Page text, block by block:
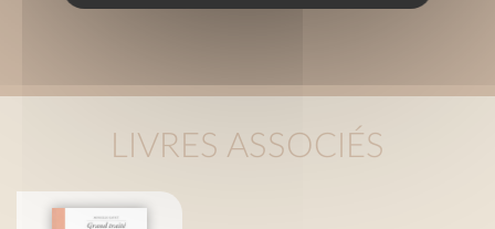
LIVRES ASSOCIÉS